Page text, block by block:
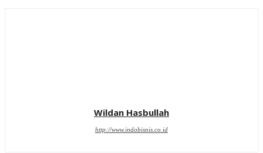
Wildan Hasbullah
http://www.indobisnis.co.id